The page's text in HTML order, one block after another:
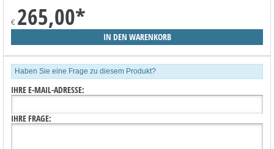
€ 265,00*
Haben Sie eine Frage zu diesem Produkt?
IHRE E-MAIL-ADRESSE:
IHRE FRAGE: